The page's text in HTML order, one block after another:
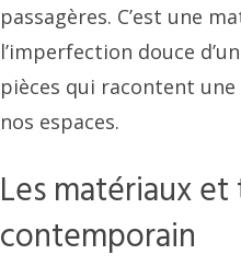
passagères. C’est une
l’imperfection douce
pièces qui racontent
nos espaces.
Les matériaux
contemporain